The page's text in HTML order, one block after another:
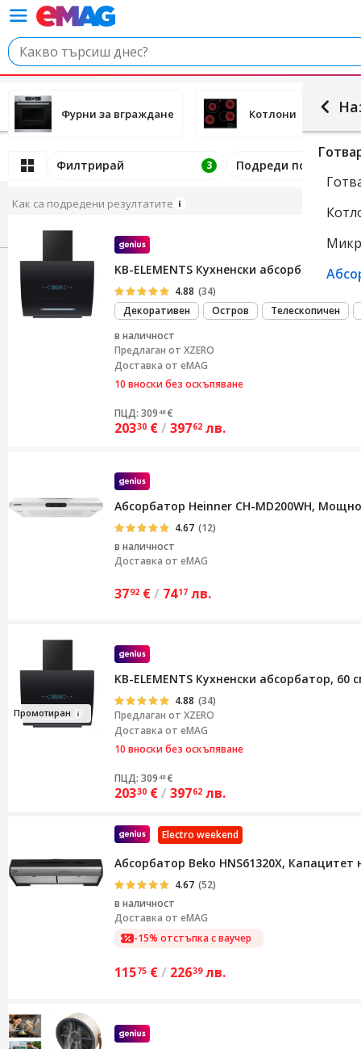
Фурни за вграждане Котлони
Филтрирай 3 Подреди по
Как са подредени резултатите
KB-ELEMENTS Кухненски абсорбатор,
4.88 (34)
Декоративен
Остров
Телескопичен
в наличност
Предлаган от XZERO
Доставка от eMAG
10 вноски без оскъпяване
ПЦД: 309 48 €
20330 €/ 39762 лв.
Абсорбатор Heinner CH-MD200WH,
4.67 (12)
в наличност
Доставка от eMAG
3792 €/ 7417 лв.
Промотиран
KB-ELEMENTS Кухненски абсорбатор,
4.88 (34)
Предлаган от XZERO
Доставка от eMAG
10 вноски без оскъпяване
ПЦД: 309 48 €
20330 €/ 39762 лв.
Electro weekend
Абсорбатор Beko HNS61320X,
4.67 (52)
в наличност
Доставка от eMAG
-15% отстъпка с ваучер
11575 €/ 22639 лв.